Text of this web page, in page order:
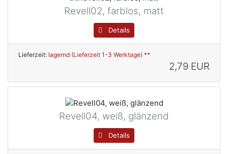
Revell02, farblos, matt
Details
Lieferzeit: lagernd (Lieferzeit 1-3 Werktage) **
2,79 EUR
Revell04, weiß, glänzend
Details